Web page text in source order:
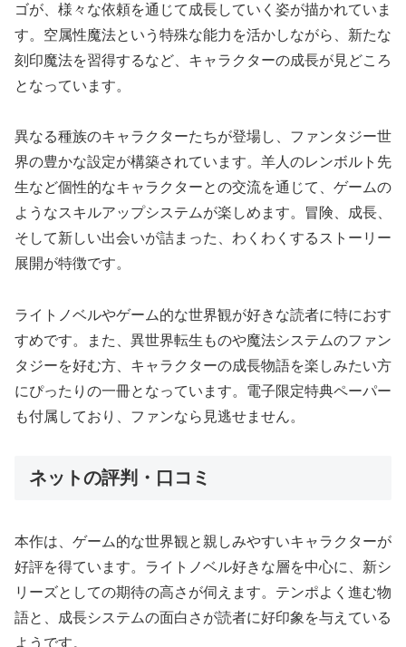
ゴが、様々な依頼を通じて成長していく姿が描かれていま
す。空属性魔法という特殊な能力を活かしながら、新たな
刻印魔法を習得するなど、キャラクターの成長が見どころ
となっています。
異なる種族のキャラクターたちが登場し、ファンタジー世
界の豊かな設定が構築されています。羊人のレンボルト先
生など個性的なキャラクターとの交流を通じて、ゲームの
ようなスキルアップシステムが楽しめます。冒険、成長、
そして新しい出会いが詰まった、わくわくするストーリー
展開が特徴です。
ライトノベルやゲーム的な世界観が好きな読者に特におす
すめです。また、異世界転生ものや魔法システムのファン
タジーを好む方、キャラクターの成長物語を楽しみたい方
にぴったりの一冊となっています。電子限定特典ペーパー
も付属しており、ファンなら見逃せません。
ネットの評判・口コミ
本作は、ゲーム的な世界観と親しみやすいキャラクターが
好評を得ています。ライトノベル好きな層を中心に、新シ
リーズとしての期待の高さが伺えます。テンポよく進む物
語と、成長システムの面白さが読者に好印象を与えている
ようです。